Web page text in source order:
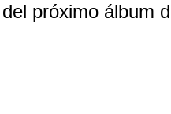
próximo álbum